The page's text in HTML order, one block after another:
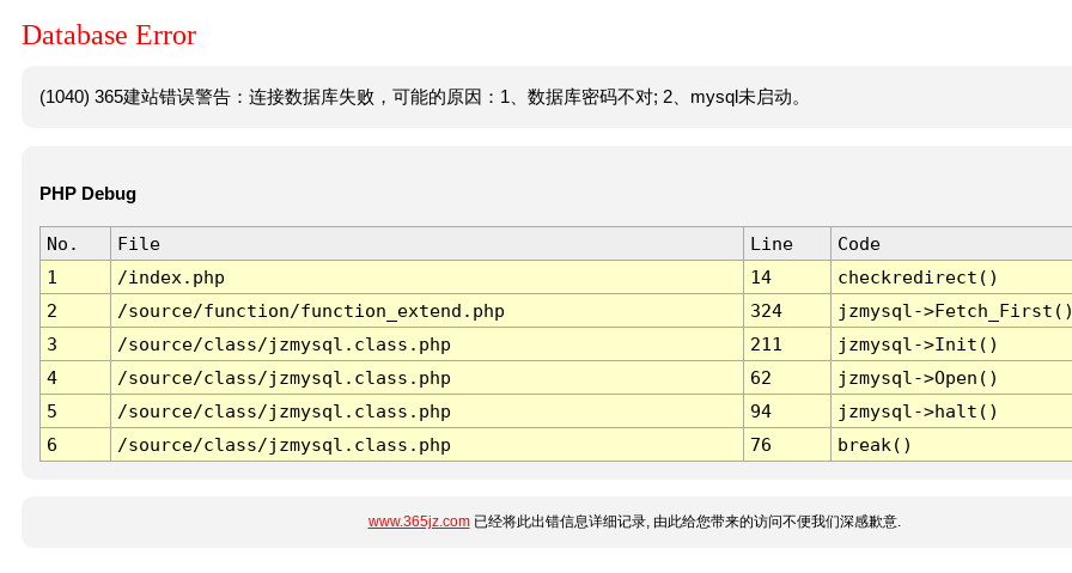
Database Error
(1040) 365建站错误警告：连接数据库失败，可能的原因：1、数据库密码不对; 2、mysql未启动。
PHP Debug
No. File Line
Code
1
/index.php 14
checkredirect()
2
/source/function/function_extend.php 324
jzmysql-
3
/source/class/jzmysql.class.php 211
jzmysql->Init()
4
/source/class/jzmysql.class.php 62
jzmysql->Open()
5
/source/class/jzmysql.class.php 94
jzmysql->halt()
6
/source/class/jzmysql.class.php 76 break()
www.365jz.com已经将此出错信息详细记录, 由此给您带来的访问不便我们深感歉意.